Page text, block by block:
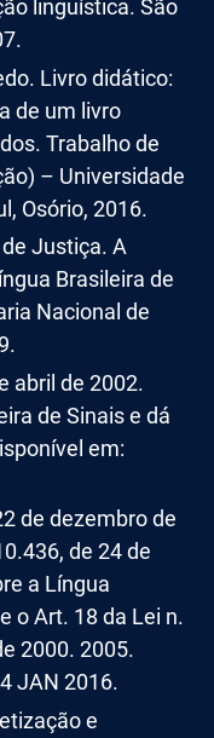
linguística. São
Livro didático:
de um livro
Trabalho de
– Universidade
Osório, 2016.
Justiça. A
Brasileira de
Nacional de
abril de 2002.
de Sinais e dá
em:
de dezembro de
de 24 de
a Língua
o Art. 18 da Lei n.
2000. 2005.
JAN 2016.
e